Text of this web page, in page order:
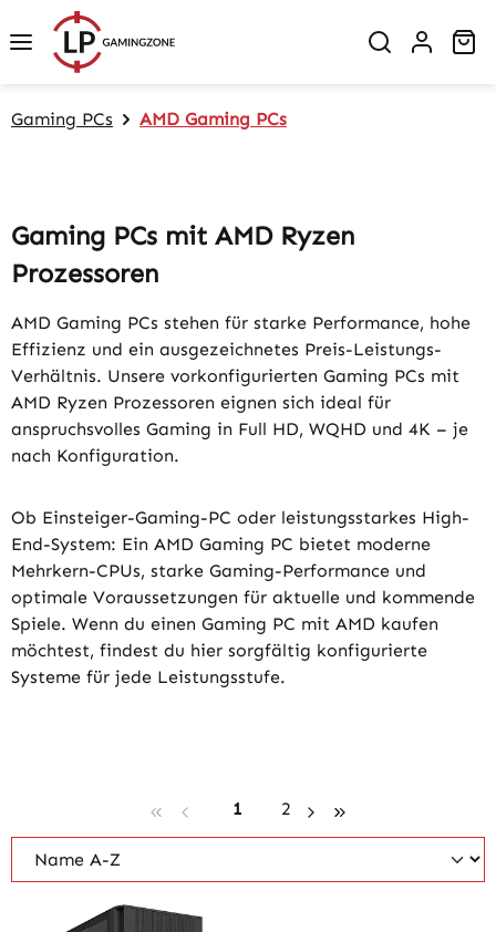
Zum Hauptinhalt springen
Gaming PCs AMD Gaming PCs
Gaming PCs mit AMD Ryzen
Prozessoren
AMD Gaming PCs stehen für starke Performance, hohe
Effizienz und ein ausgezeichnetes Preis-Leistungs-
Verhältnis. Unsere vorkonfigurierten Gaming PCs mit
AMD Ryzen Prozessoren eignen sich ideal für
anspruchsvolles Gaming in Full HD, WQHD und 4K – je
nach Konfiguration.
Ob Einsteiger-Gaming-PC oder leistungsstarkes High-
End-System: Ein AMD Gaming PC bietet moderne
Mehrkern-CPUs, starke Gaming-Performance und
optimale Voraussetzungen für aktuelle und kommende
Spiele. Wenn du einen Gaming PC mit AMD kaufen
möchtest, findest du hier sorgfältig konfigurierte
Systeme für jede Leistungsstufe.
Seite
1 Seite
2